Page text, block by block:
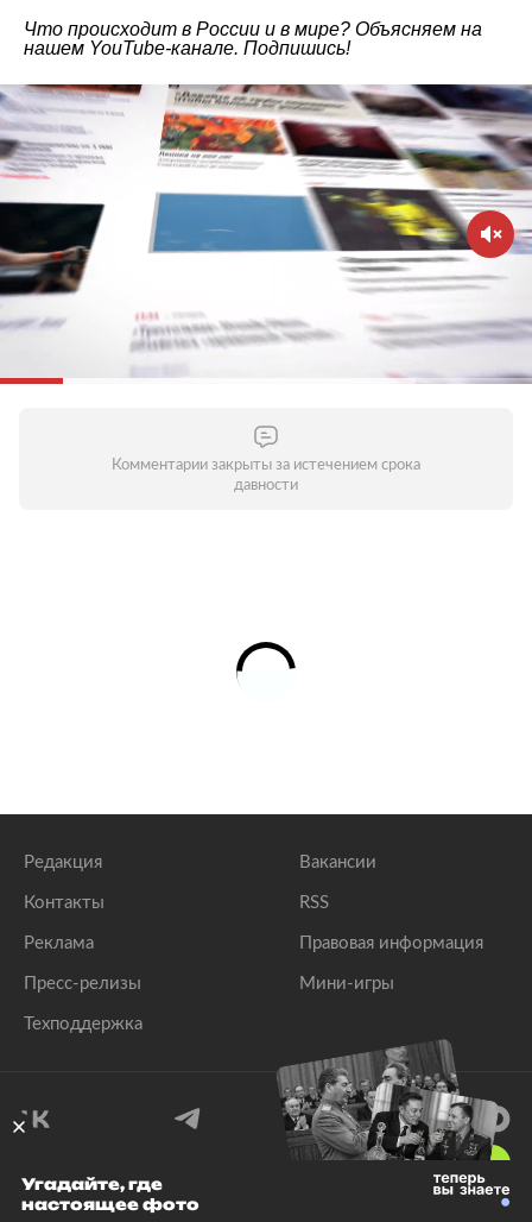
Что происходит в России и в мире? Объясняем на
нашем YouTube-канале. Подпишись!
Комментарии закрыты за истечением срока
давности
Редакция
Контакты
Реклама
Пресс-релизы
Техподдержка
Вакансии
RSS
Правовая информация
Мини-игры
© 1999–2026 Все права защищены.
Угадайте, где
настоящее фото